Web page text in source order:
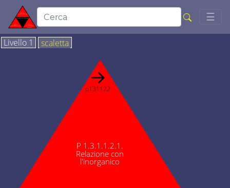
☰
Livello 1 scaletta
P 1.3.1.1.2.1.
Relazione con
l'inorganico
→
p131122